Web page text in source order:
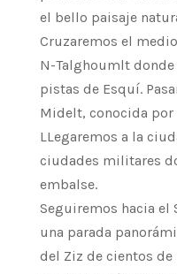
el bello paisaje
Cruzaremos el
N-Talghoumlt donde
pistas de Esquí.
Midelt, conocida
LLegaremos a la
ciudades militares
embalse.
Seguiremos hacia el
una parada
del Ziz de cientos de